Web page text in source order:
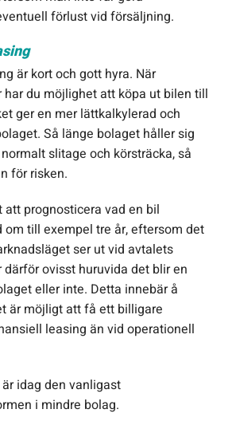
förlust vid försäljning.
är kort och gott hyra. När
har du möjlighet att köpa ut bilen till
ger en mer lättkalkylerad och
Så länge bolaget håller sig
slitage och körsträcka, så
för risken.
att prognosticera vad en bil
om till exempel tre år, eftersom det
ser ut vid avtalets
ovisst huruvida det blir en
eller inte. Detta innebär å
är möjligt att få ett billigare
leasing än vid operationell
idag den vanligast
i mindre bolag.